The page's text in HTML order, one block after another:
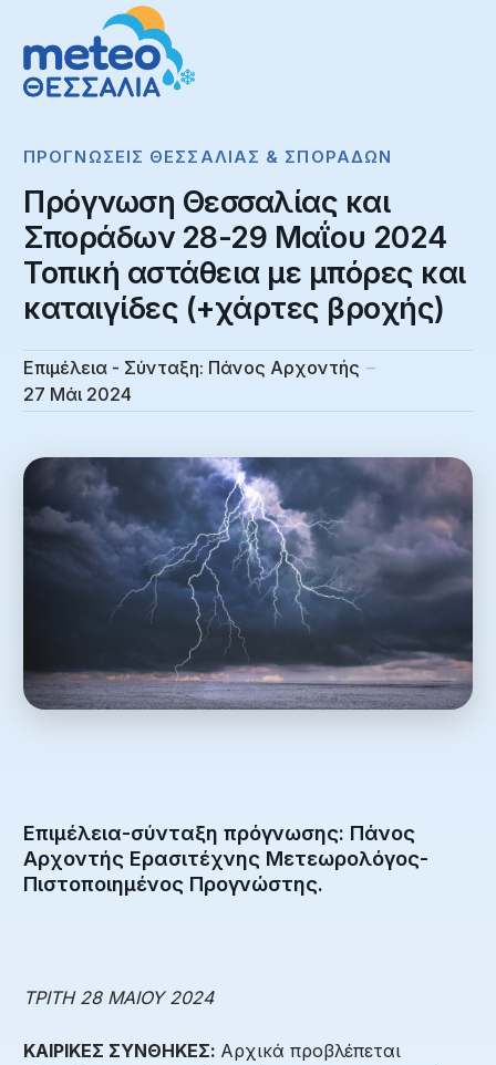
ΠΡΟΓΝΏΣΕΙΣ ΘΕΣΣΑΛΊΑΣ & ΣΠΟΡΆΔΩΝ
Πρόγνωση Θεσσαλίας και
Σποράδων 28-29 Μαΐου 2024
Τοπική αστάθεια με μπόρες και
καταιγίδες (+χάρτες βροχής)
Επιμέλεια - Σύνταξη: Πάνος Αρχοντής
27 Μάι 2024
Επιμέλεια-σύνταξη πρόγνωσης: Πάνος
Αρχοντής Ερασιτέχνης Μετεωρολόγος-
Πιστοποιημένος Προγνώστης.
ΤΡΙΤΗ 28 ΜΑΙΟΥ 2024
ΚΑΙΡΙΚΕΣ ΣΥΝΘΗΚΕΣ: Αρχικά προβλέπεται